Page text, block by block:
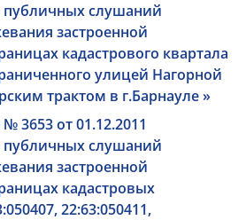
слушаний
застроенной
кадастрового квартала
улицей Нагорной
трактом в г.Барнауле »
3653 от 01.12.2011
слушаний
застроенной
кадастровых
22:63:050411,